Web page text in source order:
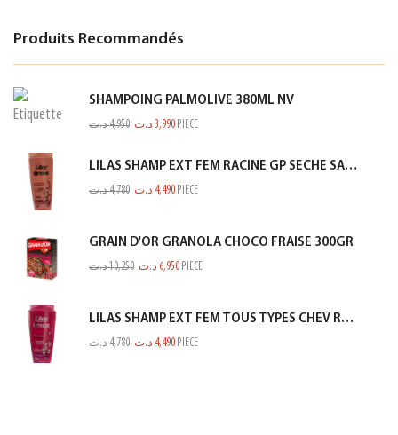
Produits Recommandés
SHAMPOING PALMOLIVE 380ML NV
4,950د.ت 3,990 د.ت PIECE
LILAS SHAMP EXT FEM RACINE GP SECHE SAUMON 350ML
4,780د.ت 4,490 د.ت PIECE
GRAIN D'OR GRANOLA CHOCO FRAISE 300GR
10,250د.ت 6,950 د.ت PIECE
LILAS SHAMP EXT FEM TOUS TYPES CHEV ROSE 350ML
4,780د.ت 4,490 د.ت PIECE